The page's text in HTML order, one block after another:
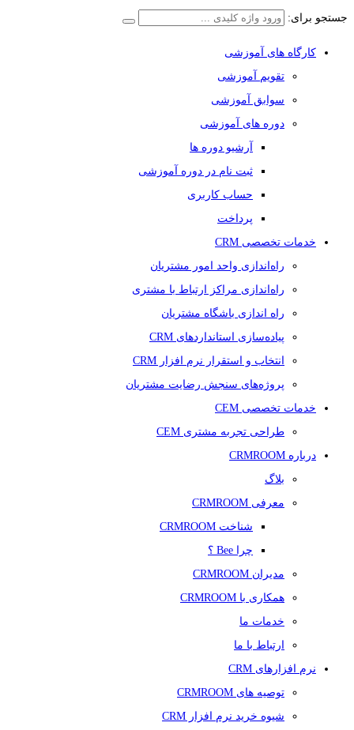
جستجو برای:
کارگاه های آموزشی
تقویم آموزشی
سوابق آموزشی
دوره های آموزشی
آرشیو دوره ها
ثبت نام در دوره آموزشی
حساب کاربری
پرداخت
خدمات تخصصی CRM
راه‌اندازی واحد امور مشتریان
راه‌اندازی مراکز ارتباط با مشتری
راه اندازی باشگاه مشتریان
پیاده‌سازی استانداردهای CRM
انتخاب و استقرار نرم افزار CRM
پروژه‌های سنجش رضایت مشتریان
خدمات تخصصی CEM
طراحی تجربه مشتری CEM
درباره CRMROOM
بلاگ
معرفی CRMROOM
شناخت CRMROOM
چرا Bee ؟
مدیران CRMROOM
همکاری با CRMROOM
خدمات ما
ارتباط با ما
نرم افزارهای CRM
توصیه های CRMROOM
شیوه خرید نرم افزار CRM